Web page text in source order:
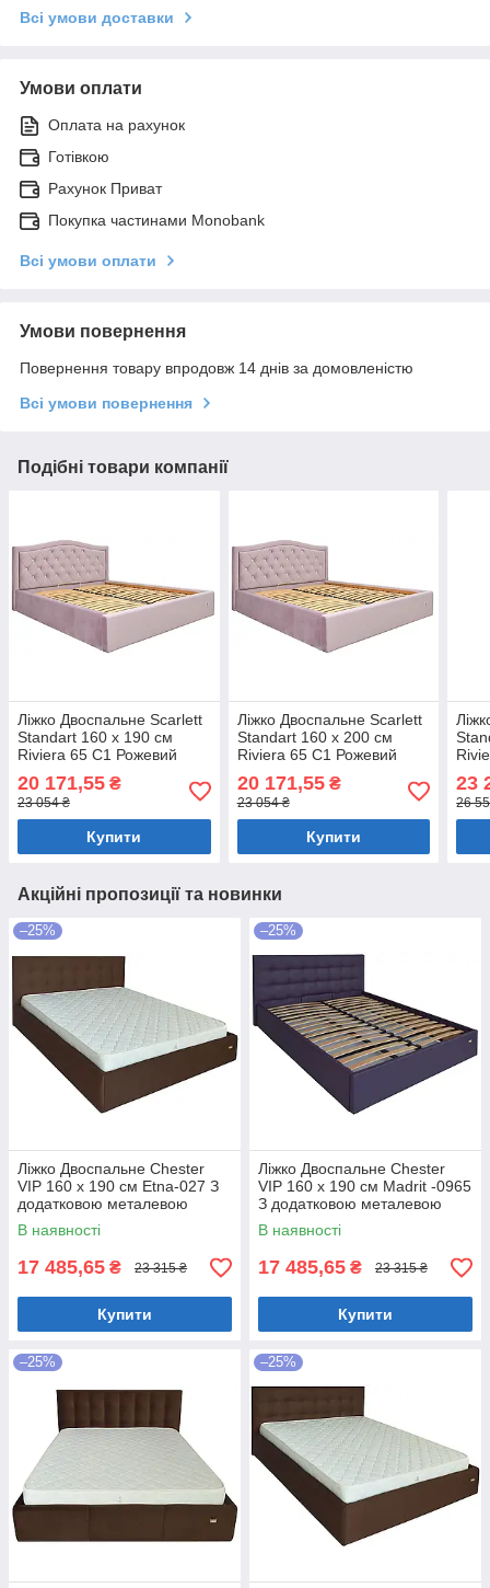
Всі умови доставки
Умови оплати
Оплата на рахунок
Готівкою
Рахунок Приват
Покупка частинами Monobank
Всі умови оплати
Умови повернення
Повернення товару впродовж 14 днів за домовленістю
Всі умови повернення
Подібні товари компанії
Ліжко Двоспальне Scarlett
Standart 160 х 190 см
Riviera 65 С1 Рожевий
20 171,55 ₴
23 054 ₴
Купити
Ліжко Двоспальне Scarlett
Standart 160 х 200 см
Riviera 65 С1 Рожевий
20 171,55₴
23 054 ₴
Купити
23
26
Акційні пропозиції та новинки
–25%
Ліжко Двоспальне Chester
VIP 160 х 190 см Etna-027 З
додатковою металевою
цільнозварною рамою
Коричневий
В наявності
17 485,65 ₴ 23 315 ₴
Купити
–25%
Ліжко Двоспальне Chester
VIP 160 х 190 см Madrit -0965
З додатковою металевою
цільнозварною рамою
Фіолетовий
В наявності
17 485,65 ₴ 23 315 ₴
Купити
–25% –25%